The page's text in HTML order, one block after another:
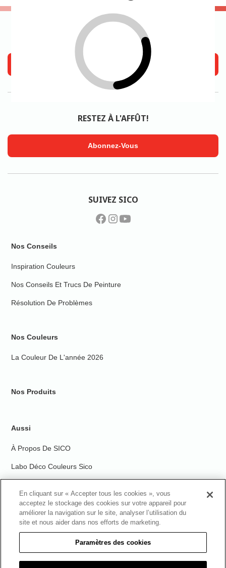
OÙ ACHETER
Trouvez Un Magasin
RESTEZ À L'AFFÛT!
Abonnez-Vous
SUIVEZ SICO
Nos Conseils
Inspiration Couleurs
Nos Conseils Et Trucs De Peinture
Résolution De Problèmes
Nos Couleurs
La Couleur De L'année 2026
Nos Produits
Aussi
À Propos De SICO
Labo Déco Couleurs Sico
Trouvez Un Détaillant
Sico est une marque déposée de PPG Architectural Finishes, Inc. © 2026
PPG Industries, Inc. Tous droits réservés.Conditions générales d'utilisation|
En cliquant sur « Accepter tous les cookies », vous
acceptez le stockage des cookies sur votre appareil pour
améliorer la navigation sur le site, analyser l’utilisation du
site et nous aider dans nos efforts de marketing.
Paramètres des cookies